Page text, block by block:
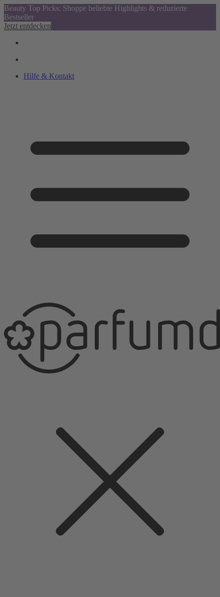
Beauty Top Picks: Shoppe beliebte Highlights & reduzierte
Bestseller
Jetzt entdecken
Hilfe & Kontakt